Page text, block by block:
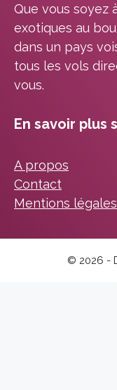
Que vous soyez
exotiques au
dans un pays
tous les vols
vous.
En savoir plus
A propos
Contact
Mentions légales
© 2026 -